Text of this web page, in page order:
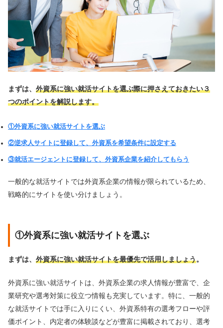
まずは、 外資系に強い就活サイトを選ぶ際に押さえておきたい３
つのポイントを解説します。
①外資系に強い就活サイトを選ぶ
②逆求人サイトに登録して、外資系を希望条件に設定する
③就活エージェントに登録して、外資系企業を紹介してもらう
一般的な就活サイトでは外資系企業の情報が限られているため、
戦略的にサイトを使い分けましょう。
①外資系に強い就活サイトを選ぶ
まずは、 外資系に強い就活サイトを最優先で活用しましょう。
外資系に強い就活サイトは、外資系企業の求人情報が豊富で、企
業研究や選考対策に役立つ情報も充実しています。特に、一般的
な就活サイトでは手に入りにくい、外資系特有の選考フローや評
価ポイント、内定者の体験談などが豊富に掲載されており、選考